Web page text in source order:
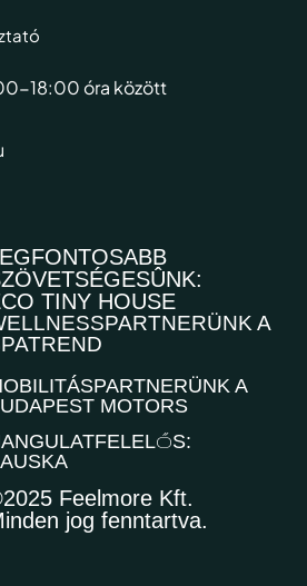
18:00 óra között​
TINY HOUSE
A
A
MOTORS
Feelmore Kft.
jog fenntartva.